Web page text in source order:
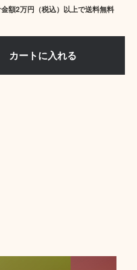
額2万円（税込）以上で送料無料